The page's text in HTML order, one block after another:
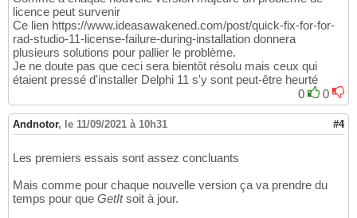
licence peut survenir
Ce lien https://www.ideasawakened.com/post/quick-fix-for-for-
rad-studio-11-license-failure-during-installation donnera
plusieurs solutions pour pallier le problème.
Je ne doute pas que ceci sera bientôt résolu mais ceux qui
étaient pressé d'installer Delphi 11 s'y sont peut-être heurté
0
0
Andnotor, le 11/09/2021 à 10h31 #4
Les premiers essais sont assez concluants
Mais comme pour chaque nouvelle version ça va prendre du
temps pour que GetItsoit à jour.